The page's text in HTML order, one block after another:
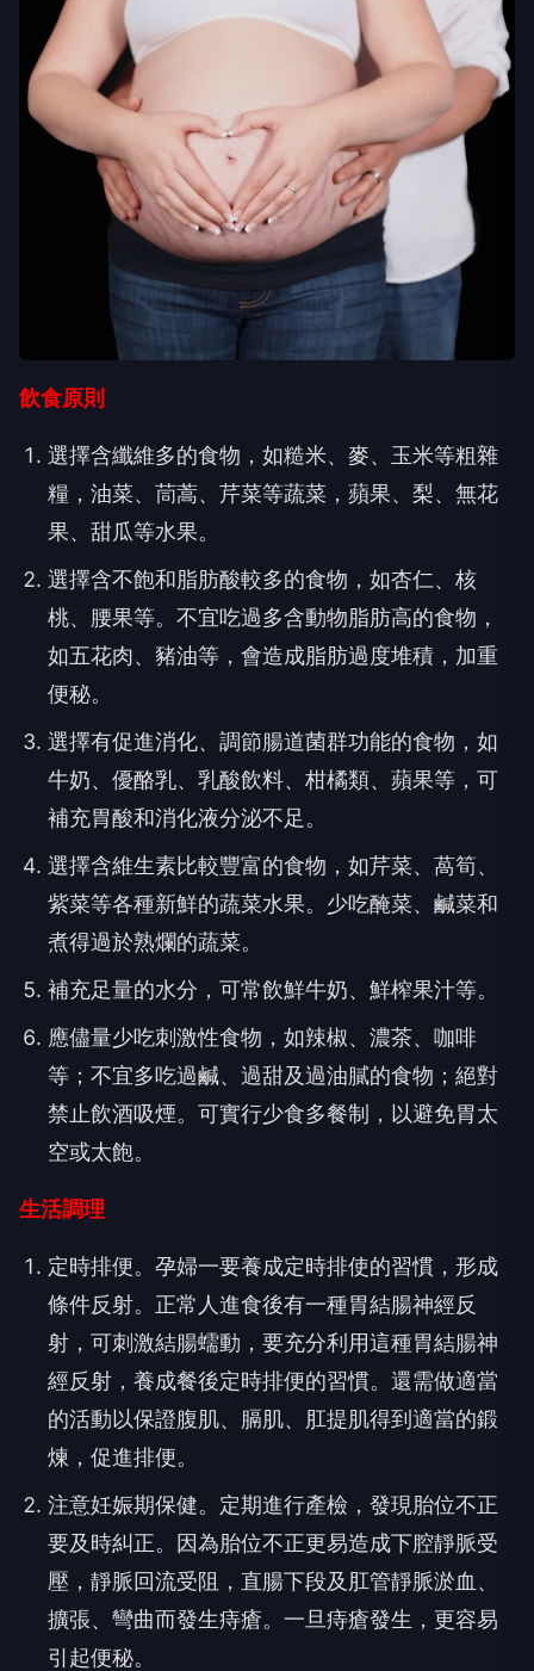
飲食原則
選擇含纖維多的食物，如糙米、麥、玉米等粗雜
糧，油菜、茼蒿、芹菜等蔬菜，蘋果、梨、無花
果、甜瓜等水果。
選擇含不飽和脂肪酸較多的食物，如杏仁、核
桃、腰果等。不宜吃過多含動物脂肪高的食物，
如五花肉、豬油等，會造成脂肪過度堆積，加重
便秘。
選擇有促進消化、調節腸道菌群功能的食物，如
牛奶、優酪乳、乳酸飲料、柑橘類、蘋果等，可
補充胃酸和消化液分泌不足。
選擇含維生素比較豐富的食物，如芹菜、萵筍、
紫菜等各種新鮮的蔬菜水果。少吃醃菜、鹹菜和
煮得過於熟爛的蔬菜。
補充足量的水分，可常飲鮮牛奶、鮮榨果汁等。
應儘量少吃刺激性食物，如辣椒、濃茶、咖啡
等；不宜多吃過鹹、過甜及過油膩的食物；絕對
禁止飲酒吸煙。可實行少食多餐制，以避免胃太
空或太飽。
生活調理
定時排便。孕婦一要養成定時排使的習慣，形成
條件反射。正常人進食後有一種胃結腸神經反
射，可刺激結腸蠕動，要充分利用這種胃結腸神
經反射，養成餐後定時排便的習慣。還需做適當
的活動以保證腹肌、膈肌、肛提肌得到適當的鍛
煉，促進排便。
注意妊娠期保健。定期進行產檢，發現胎位不正
要及時糾正。因為胎位不正更易造成下腔靜脈受
壓，靜脈回流受阻，直腸下段及肛管靜脈淤血、
擴張、彎曲而發生痔瘡。一旦痔瘡發生，更容易
引起便秘。